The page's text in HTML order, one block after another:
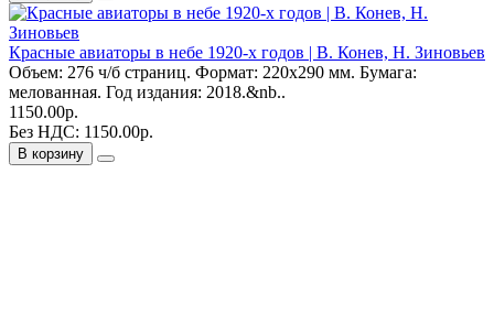
Красные авиаторы в небе 1920-х годов | В. Конев, Н. Зиновьев
Объем: 276 ч/б страниц. Формат: 220х290 мм. Бумага:
мелованная. Год издания: 2018.&nb..
1150.00р.
Без НДС: 1150.00р.
В корзину